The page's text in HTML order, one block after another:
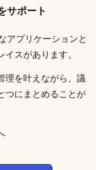
サポート
アプリケーションと
スがあります。
理を叶えながら、議
つにまとめることが